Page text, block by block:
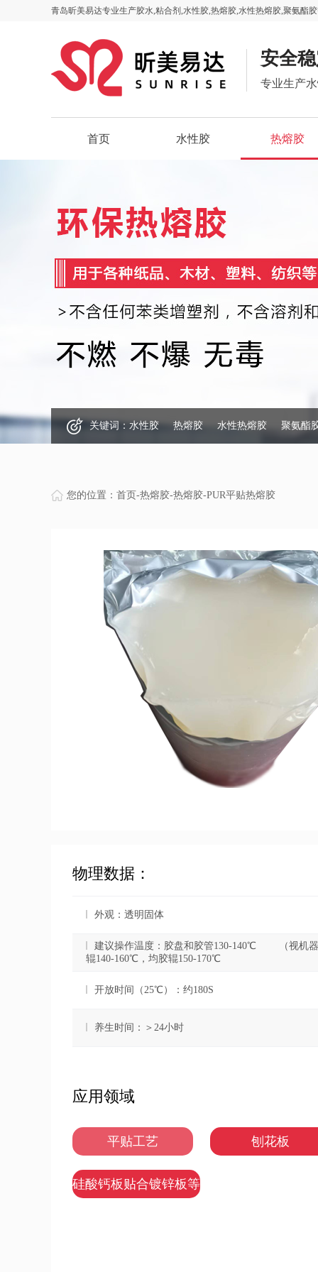
青岛昕美易达专业生产胶水,粘合剂,水性胶,热熔胶,水性热熔胶,聚氨酯
安全
专业生产
首页 水性胶 热熔胶
关键词： 水性胶 热熔胶 水性热熔胶 聚氨酯
您的位置： 首页 -热熔胶-热熔胶-PUR平贴热熔胶
物理数据：
外观：透明固体
建议操作温度：胶盘和胶管130-140℃ （视机器
辊140-160℃，均胶辊150-170℃
开放时间（25℃）：约180S
养生时间：＞24小时
应用领域
平贴工艺 刨花板
硅酸钙板贴合镀锌板等